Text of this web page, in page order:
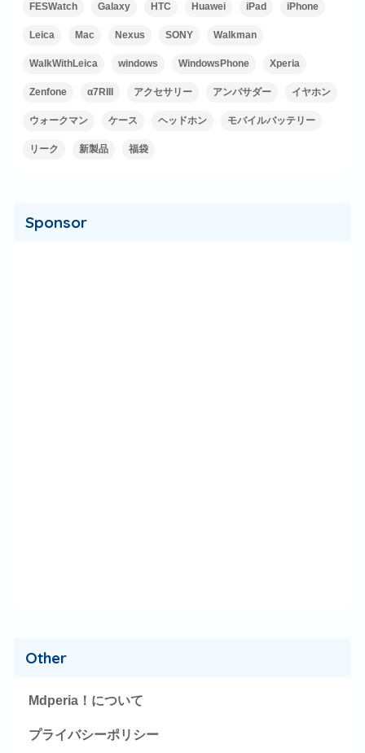
FESWatch Galaxy HTC Huawei iPad iPhone
Leica Mac Nexus SONY Walkman
WalkWithLeica windows WindowsPhone Xperia
Zenfone α7RIII アクセサリー アンバサダー イヤホン
ウォークマン ケース ヘッドホン モバイルバッテリー
リーク 新製品 福袋
Sponsor
Other
Mdperia！について
プライバシーポリシー